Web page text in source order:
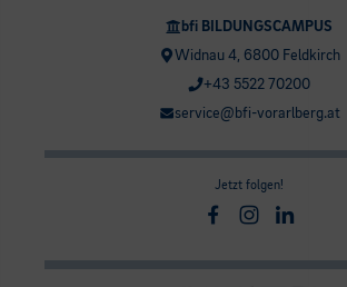
bfi BILDUNGSCAMPUS
Widnau 4, 6800 Feldkirch
+43 5522 70200
service@bfi-vorarlberg.at
Jetzt folgen!
Facebook
Instagram
Linkedin